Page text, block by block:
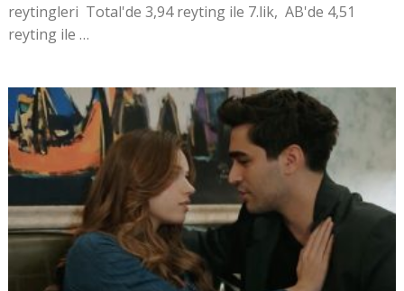
reytingleri Total'de 3,94 reyting ile 7.lik, AB'de 4,51
reyting ile …